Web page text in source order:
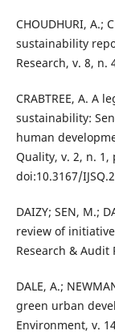
CHOUDHURI, A.;
sustainability
Research, v. 8, n.
CRABTREE, A. A
sustainability:
human
Quality, v. 2, n. 1,
doi:10.3167/
DAIZY; SEN, M.;
review of
Research & Audit
DALE, A.;
green urban
Environment, v.